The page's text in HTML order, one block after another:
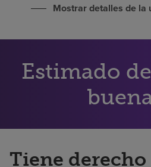
Mostrar detalles de la
Estimado
Tiene